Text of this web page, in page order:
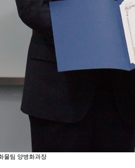
물팀 양병화과장